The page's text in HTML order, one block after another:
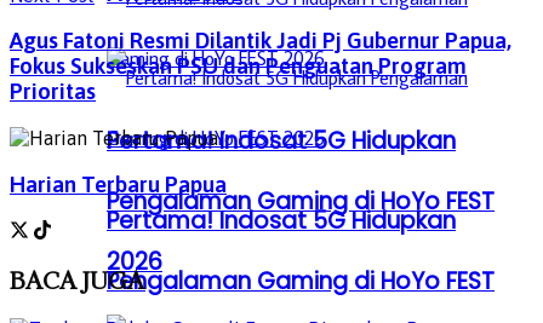
Pertama! Indosat 5G Hidupkan
Pengalaman Gaming di HoYo FEST
2026
Pertama! Indosat 5G Hidupkan
Pengalaman Gaming di HoYo FEST
Agus Fatoni Resmi Dilantik Jadi Pj Gubernur Papua,
Fokus Sukseskan PSU dan Penguatan Program
Prioritas
Harian Terbaru Papua
BACAJUGA